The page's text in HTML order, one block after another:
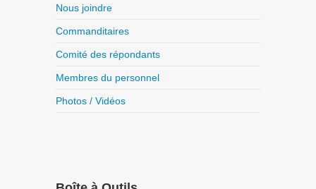
Nous joindre
Commanditaires
Comité des répondants
Membres du personnel
Photos / Vidéos